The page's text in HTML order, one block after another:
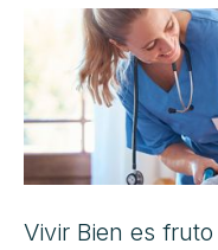
Vivir Bien es